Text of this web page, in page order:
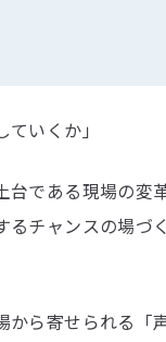
いくか」
である現場の変
チャンスの場づ
ら寄せられる「